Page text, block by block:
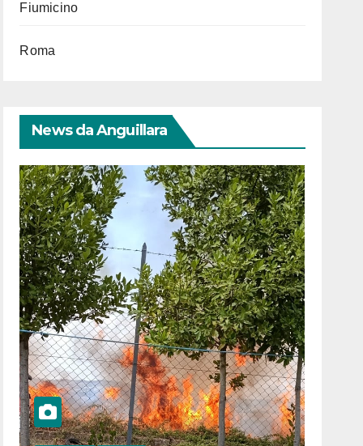
Fiumicino
Roma
News da Anguillara